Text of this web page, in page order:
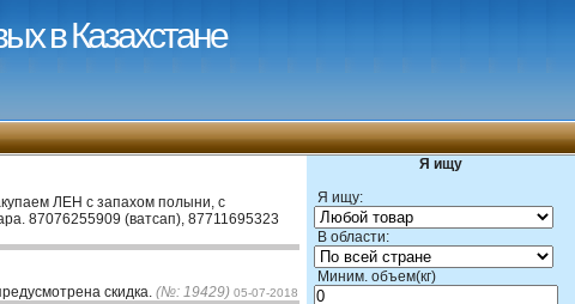
в Казахстане
Я ищу
Я ищу:
В области:
Миним. объем(кг)
ЛЕН с запахом полыни, с
87076255909 (ватсап), 87711695323
скидка. (№: 19429) 05-07-2018